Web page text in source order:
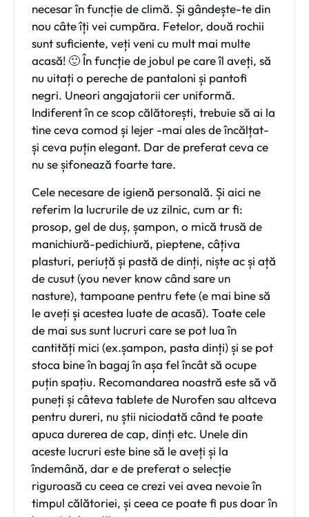
necesar în funcție de climă. Și gândește-te din
nou câte îți vei cumpăra. Fetelor, două rochii
sunt suficiente, veți veni cu mult mai multe
acasă! 🙂 În funcție de jobul pe care îl aveți, să
nu uitați o pereche de pantaloni și pantofi
negri. Uneori angajatorii cer uniformă.
Indiferent în ce scop călătorești, trebuie să ai la
tine ceva comod și lejer -mai ales de încălțat-
și ceva puțin elegant. Dar de preferat ceva ce
nu se șifonează foarte tare.
Cele necesare de igienă personală. Și aici ne
referim la lucrurile de uz zilnic, cum ar fi:
prosop, gel de duș, șampon, o mică trusă de
manichiură-pedichiură, pieptene, câțiva
plasturi, periuță și pastă de dinți, niște ac și ață
de cusut (you never know când sare un
nasture), tampoane pentru fete (e mai bine să
le aveți și acestea luate de acasă). Toate cele
de mai sus sunt lucruri care se pot lua în
cantități mici (ex.șampon, pasta dinți) și se pot
stoca bine în bagaj în așa fel încât să ocupe
puțin spațiu. Recomandarea noastră este să vă
puneți și câteva tablete de Nurofen sau altceva
pentru dureri, nu știi niciodată când te poate
apuca durerea de cap, dinți etc. Unele din
aceste lucruri este bine să le aveți și la
îndemână, dar e de preferat o selecție
riguroasă cu ceea ce crezi vei avea nevoie în
timpul călătoriei, și ceea ce poate fi pus doar în